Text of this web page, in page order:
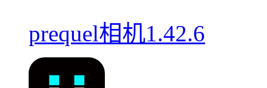
prequel相机1.42.6